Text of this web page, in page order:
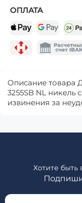
ОПЛАТА
Описание товара
3255SB NL никель
извинения за
Хотите быть